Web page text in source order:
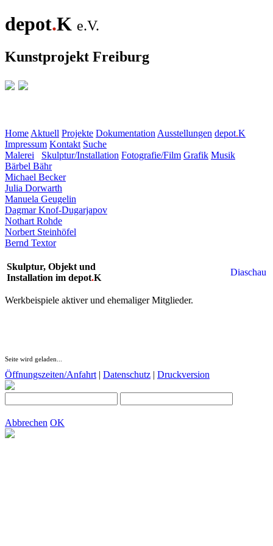
depot.K e.V.
Kunstprojekt Freiburg
Home Aktuell Projekte Dokumentation Ausstellungen depot.K
Impressum Kontakt Suche
Malerei
Skulptur/Installation Fotografie/Film Grafik Musik
Bärbel Bähr
Michael Becker
Julia Dorwarth
Manuela Geugelin
Dagmar Knof-Dugarjapov
Nothart Rohde
Norbert Steinhöfel
Bernd Textor
Skulptur, Objekt und
Installation im depot.K
Diaschau
Werkbeispiele aktiver und ehemaliger Mitglieder.
Seite wird geladen...
Öffnungszeiten/Anfahrt | Datenschutz | Druckversion
Abbrechen OK